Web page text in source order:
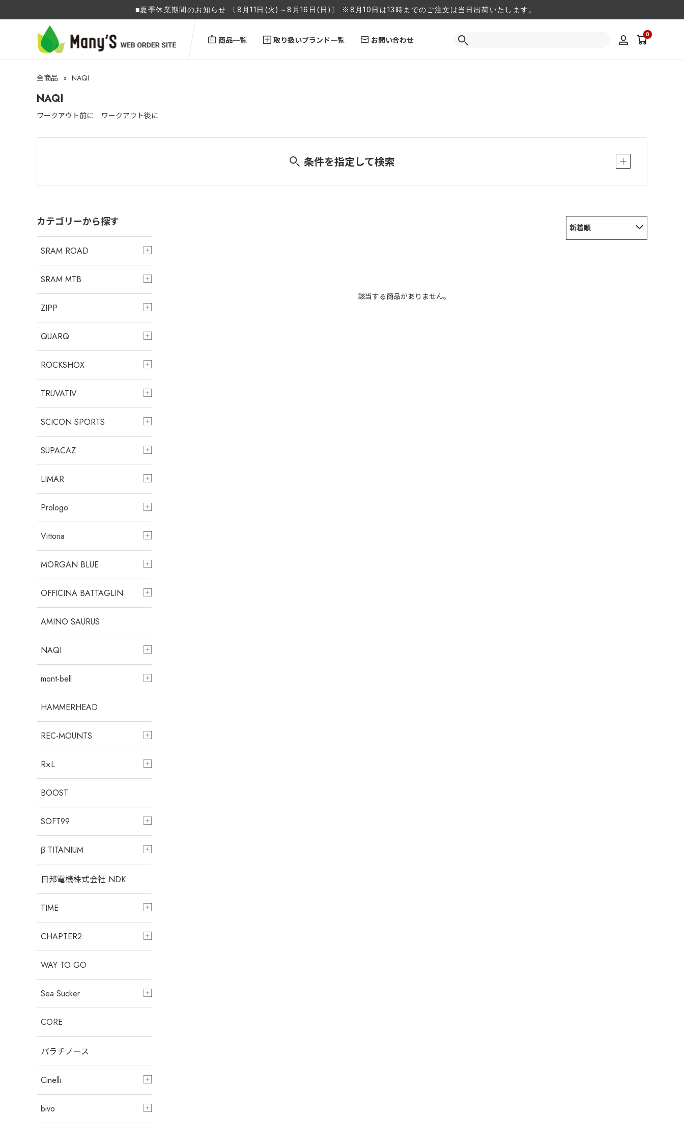
■夏季休業期間のお知らせ 〔8月11日(火)～8月16日(日)〕 ※8月10日は13時までのご注文は当日出荷いたします。
商品一覧 取り扱いブランド一覧 お問い合わせ
0
全商品 » NAQI
NAQI
ワークアウト前に ワークアウト後に
条件を指定して検索
カテゴリーから探す
SRAM ROAD
SRAM MTB
ZIPP
QUARQ
ROCKSHOX
TRUVATIV
SCICON SPORTS
SUPACAZ
LIMAR
Prologo
Vittoria
MORGAN BLUE
OFFICINA BATTAGLIN
AMINO SAURUS
NAQI
mont-bell
HAMMERHEAD
REC-MOUNTS
R×L
BOOST
SOFT99
β TITANIUM
日邦電機株式会社 NDK
TIME
CHAPTER2
WAY TO GO
Sea Sucker
CORE
パラチノース
Cinelli
bivo
新着順
該当する商品がありません。